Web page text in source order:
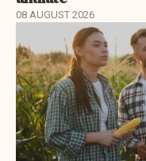
08 AUGUST 2026